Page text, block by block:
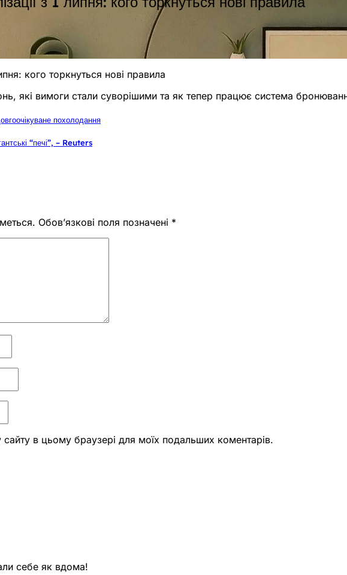
кого торкнуться нові правила
які вимоги стали суворішими та як тепер працює система
похолодання
“печі”, – Reuters
Обов’язкові поля позначені *
в цьому браузері для моїх подальших коментарів.
себе як вдома!